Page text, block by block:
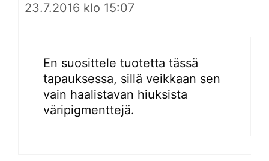
23.7.2016 klo 15:07
En suosittele tuotetta tässä
tapauksessa, sillä veikkaan sen
vain haalistavan hiuksista
väripigmenttejä.